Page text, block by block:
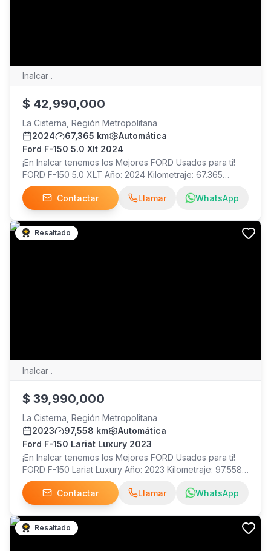
Inalcar .
$ 42,990,000
La Cisterna, Región Metropolitana
2024
67,365 km
Automática
Ford F-150 5.0 Xlt 2024
¡En Inalcar tenemos los Mejores FORD Usados para ti!
FORD F-150 5.0 XLT Año: 2024 Kilometraje: 67.365
Precio: $42.990.000 ¡Visítanos!
Contactar
Llamar WhatsApp
Resaltado
Inalcar .
$ 39,990,000
La Cisterna, Región Metropolitana
2023
97,558 km
Automática
Ford F-150 Lariat Luxury 2023
¡En Inalcar tenemos los Mejores FORD Usados para ti!
FORD F-150 Lariat Luxury Año: 2023 Kilometraje: 97.558
Precio: $39.990.000 ¡Visítanos!
Contactar
Llamar WhatsApp
Resaltado